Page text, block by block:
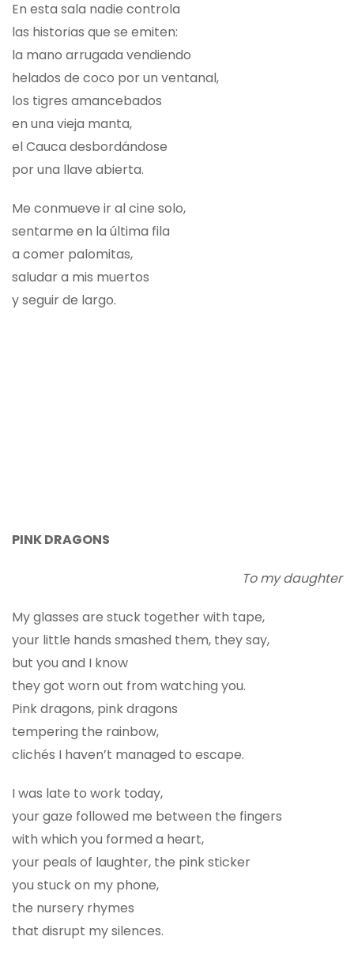
En esta sala nadie controla
las historias que se emiten:
la mano arrugada vendiendo
helados de coco por un ventanal,
los tigres amancebados
en una vieja manta,
el Cauca desbordándose
por una llave abierta.
Me conmueve ir al cine solo,
sentarme en la última fila
a comer palomitas,
saludar a mis muertos
y seguir de largo.
PINK DRAGONS
To my daughter
My glasses are stuck together with tape,
your little hands smashed them, they say,
but you and I know
they got worn out from watching you.
Pink dragons, pink dragons
tempering the rainbow,
clichés I haven’t managed to escape.
I was late to work today,
your gaze followed me between the fingers
with which you formed a heart,
your peals of laughter, the pink sticker
you stuck on my phone,
the nursery rhymes
that disrupt my silences.